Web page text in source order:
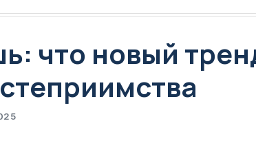
что новый